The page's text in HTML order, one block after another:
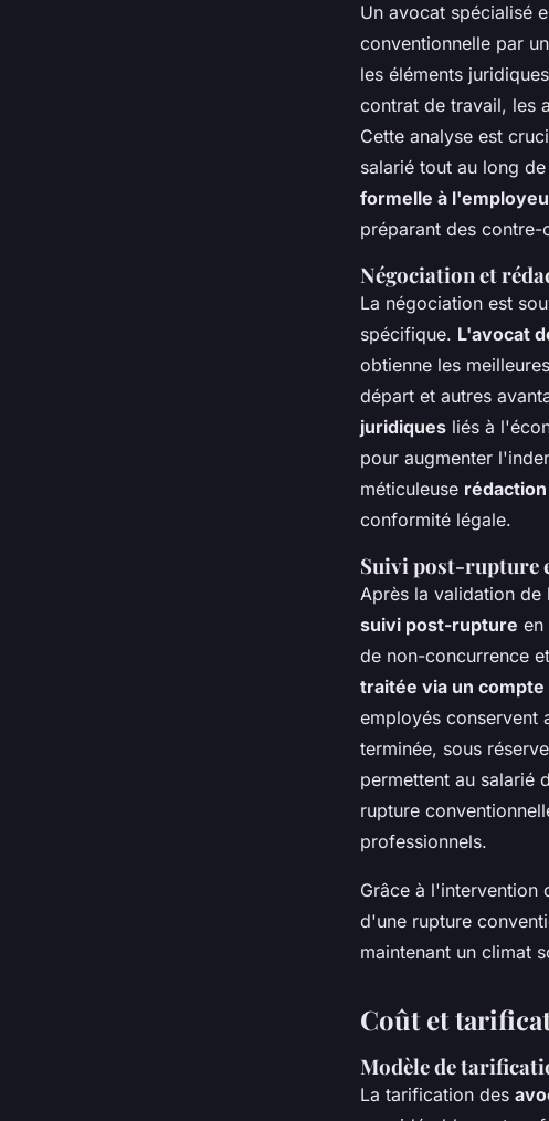
Un avocat spécialisé
conventionnelle par
les éléments
contrat de travail, les
Cette analyse est
salarié tout au long
formelle à
préparant des contre-
Négociation et
La négociation est
spécifique. L'avocat
obtienne les
départ et autres
juridiques liés à
pour augmenter
méticuleuse
conformité légale.
Suivi post-rupture
Après la validation
suivi post-rupture en
de non-concurrence
traitée via un compte
employés conservent
terminée, sous
permettent au salarié
rupture
professionnels.
Grâce à l'intervention
d'une rupture
maintenant un climat
Coût et
Modèle de
La tarification des